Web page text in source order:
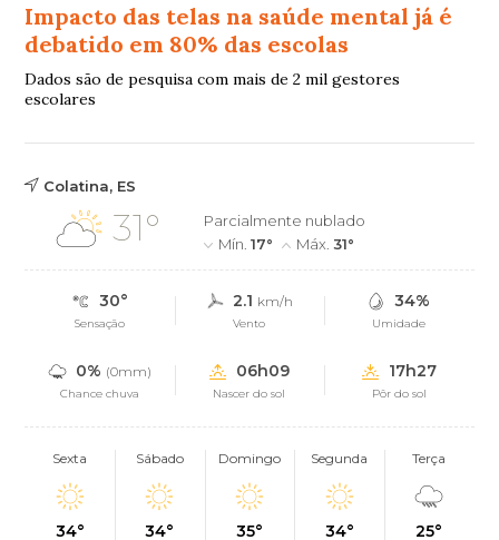
Impacto das telas na saúde mental já é
debatido em 80% das escolas
Dados são de pesquisa com mais de 2 mil gestores
escolares
Colatina, ES
31°
Parcialmente nublado
Mín.17° Máx.31°
30°
Sensação
2.1 km/h
Vento
34%
Umidade
0% (0mm)
Chance chuva
06h09
Nascer do sol
17h27
Pôr do sol
Sexta
34°
Sábado
34°
Domingo
35°
Segunda
34°
Terça
25°